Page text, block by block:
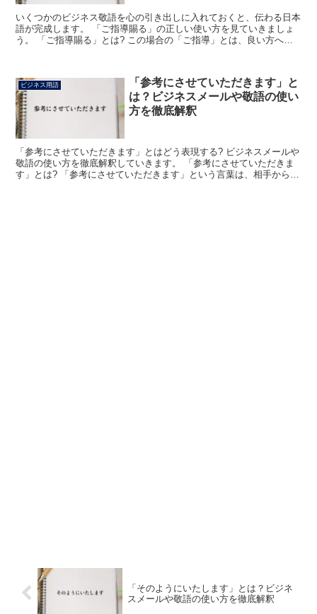
いくつかのビジネス敬語を心の引き出しに入れておくと、伝わる日本
語が完成します。 「ご指導賜る」の正しい使い方を見ていきましょ
う。 「ご指導賜る」とは? この場合の「ご指導」とは、良い方へ導
ビジネス用語
「参考にさせていただきます」と
は？ビジネスメールや敬語の使い
方を徹底解釈
「参考にさせていただきます」とはどう表現する? ビジネスメールや
敬語の使い方を徹底解釈していきます。 「参考にさせていただきま
す」とは? 「参考にさせていただきます」という言葉は、相手からの
「そのようにいたします」とは？ビジネ
スメールや敬語の使い方を徹底解釈